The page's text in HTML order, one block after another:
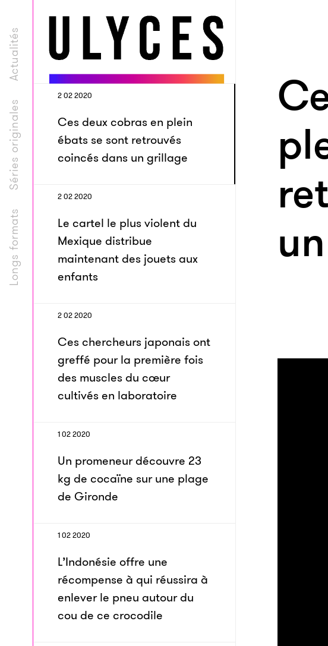
Longs formats
Séries originales
Actualités
2 02 2020
Ces deux cobras en plein
ébats se sont retrouvés
coincés dans un grillage
2 02 2020
Le cartel le plus violent du
Mexique distribue
maintenant des jouets aux
enfants
2 02 2020
Ces chercheurs japonais ont
greffé pour la première fois
des muscles du cœur
cultivés en laboratoire
1 02 2020
Un promeneur découvre 23
kg de cocaïne sur une plage
de Gironde
1 02 2020
L’Indonésie offre une
récompense à qui réussira à
enlever le pneu autour du
cou de ce crocodile